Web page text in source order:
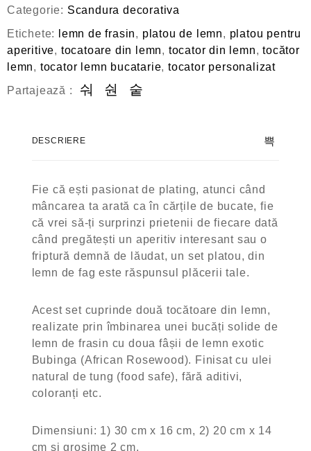
Categorie: Scandura decorativa
Etichete:
lemn de frasin, platou de lemn, platou pentru
aperitive, tocatoare din lemn, tocator din lemn,tocător
lemn, tocator lemn bucatarie,tocator personalizat
Partajează :
DESCRIERE
Fie că ești pasionat de plating, atunci când
mâncarea ta arată ca în cărțile de bucate, fie
că vrei să-ți surprinzi prietenii de fiecare dată
când pregătești un aperitiv interesant sau o
friptură demnă de lăudat, un set platou, din
lemn de fag este răspunsul plăcerii tale.
Acest set cuprinde două tocătoare din lemn,
realizate prin îmbinarea unei bucăți solide de
lemn de frasin cu doua fâșii de lemn exotic
Bubinga (African Rosewood). Finisat cu ulei
natural de tung (food safe), fără aditivi,
coloranți etc.
Dimensiuni: 1) 30 cm x 16 cm, 2) 20 cm x 14
cm și grosime 2 cm.